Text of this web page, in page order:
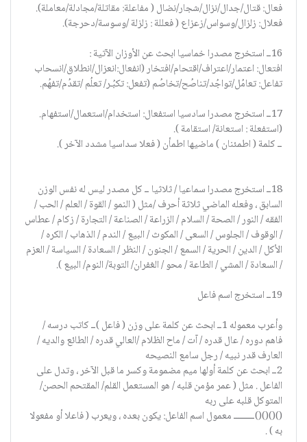
فعال: قتال/جدال/نزال/شجار/نضال ( مفاعلة: مقاتلة/مجادلة/معاملة).
فعلال: زلزال/وسواس/زعزاع ( فعللة : زلزلة /وسوسة/دحرجة).
16ــ استخرج مصدرا خماسيا ابحث عن الأوزان الآتية :
افتعال: اعتمار/اعتراف/اقتحام/افتخار (انفعال:انعزال/انطلاق/انسحاب
تفاعل: تعامُل/تواجُد/تناصُح/تخاصُم (تفعل: تكبُـر/ تعلُم /تقدُم/تفهُم.
17ــ استخرج مصدرا سادسيا استفعال: استخدام/استعمال/استفهام.
(استفعلة : استعانة/ استقامة ).
ــ كلمة ( اطمئنان ) ماضيها اطمأن ( فعلا سداسيا مشدد الآخر ).
18ــ استخرج مصدرا سماعيا / ثلاثيا ــ كل مصدر ليس له نفس الوزن
السابق ، وفعله الماضي ثلاثة أحرف /مثل ( النمو / القوة / العلم / الحب /
الفقه / النور / الصحة / السلام / الزراعة / الصناعة / التجارة / زكام / عطاس
/ الوقوف / الجلوس / السعى / المكوث / البيع / الندم / الذهاب / الكره /
الأكل / الدين / الحرية / السمع / الجنون / النظر / السعادة / السياسة / العزم
/ السعادة / المشي / الطاعة / محو / الغفران/ التوبة/ النوم/ البيع ).
19ــ استخرج اسم فاعل
وأعرب معموله 1ــ ابحث عن كلمة على وزن ( فاعل )ــ كاتب درسه /
فاهم دوره / عال قدره / آت / ماح الظلام /العالي قدره / الطائع والديه /
العارف قدر نبيه / رجل سامع النصيحه
2ــ ابحث عن كلمة أولها ميم مضمومة وكسر ما قبل الآخر ، وتدل على
الفاعل . مثل ( عمر مؤمن قلبه / هو المستعمل القلم/ المقتحم الحصن/
المتوكل قلبه على ربه
()()()()ــــــــــ معمول اسم الفاعل: يكون بعده ، ويعرب ( فاعلا أو مفعولا
به ) .